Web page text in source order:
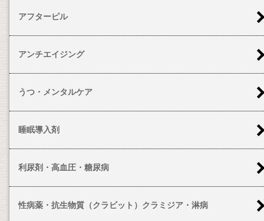
アフターピル
アンチエイジング
うつ・メンタルケア
睡眠導入剤
利尿剤・高血圧・糖尿病
性病薬・抗生物質（クラビット）クラミジア・淋病